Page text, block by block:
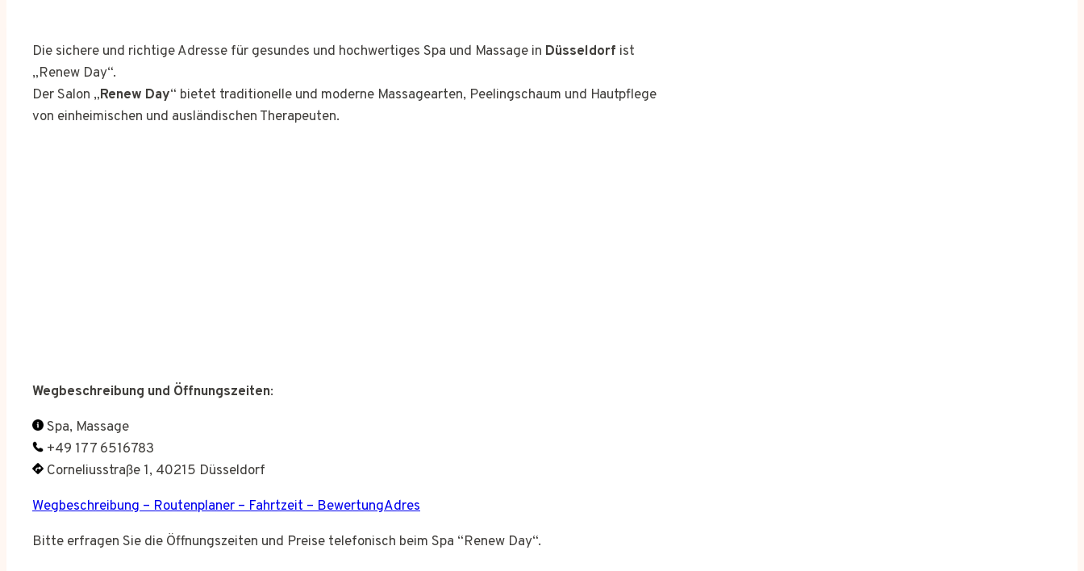
Die sichere und richtige Adresse für gesundes und hochwertiges Spa und Massage in Düsseldorf ist
„Renew Day“.
Der Salon „Renew Day“ bietet traditionelle und moderne Massagearten, Peelingschaum und Hautpflege
von einheimischen und ausländischen Therapeuten.
Wegbeschreibung und Öffnungszeiten:
Spa, Massage
+49 177 6516783
Corneliusstraße 1, 40215 Düsseldorf
Wegbeschreibung – Routenplaner – Fahrtzeit – BewertungAdres
Bitte erfragen Sie die Öffnungszeiten und Preise telefonisch beim Spa “Renew Day“.